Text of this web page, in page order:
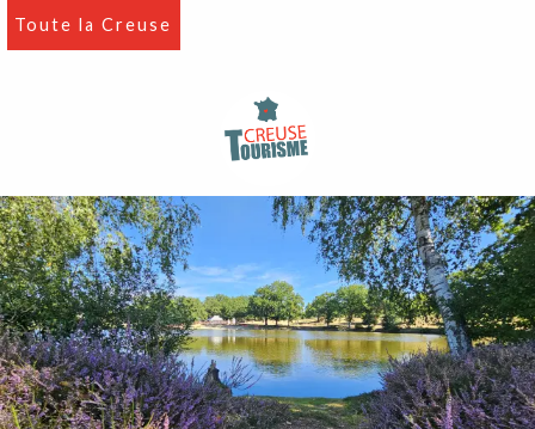
Aller
Toute la Creuse